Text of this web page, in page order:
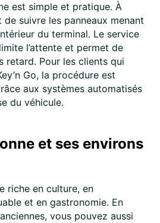
est simple et pratique. À
suivre les panneaux menant
du terminal. Le service
l’attente et permet de
retard. Pour les clients qui
Go, la procédure est
aux systèmes automatisés
du véhicule.
et ses environs
riche en culture, en
et en gastronomie. En
vous pouvez aussi